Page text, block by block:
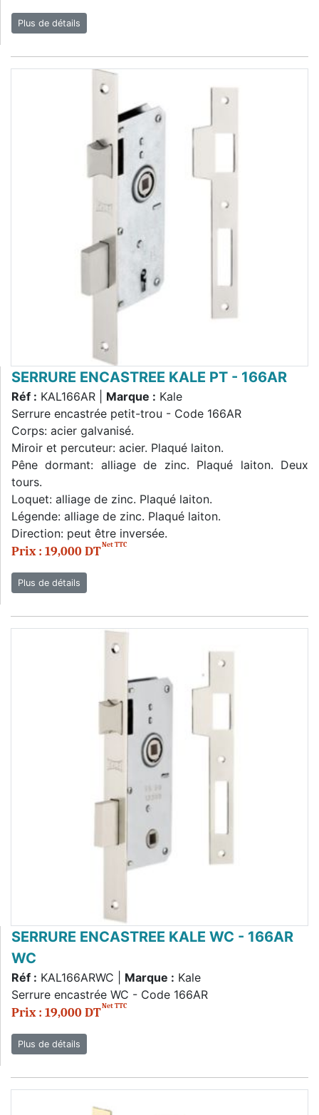
Plus de détails
SERRURE ENCASTREE KALE PT - 166AR
Réf : KAL166AR | Marque : Kale
Serrure encastrée petit-trou - Code 166AR
Corps: acier galvanisé.
Miroir et percuteur: acier. Plaqué laiton.
Pêne dormant: alliage de zinc. Plaqué laiton. Deux
tours.
Loquet: alliage de zinc. Plaqué laiton.
Légende: alliage de zinc. Plaqué laiton.
Direction: peut être inversée.
Prix : 19,000 DTNet TTC
Plus de détails
SERRURE ENCASTREE KALE WC - 166AR
WC
Réf : KAL166ARWC | Marque : Kale
Serrure encastrée WC - Code 166AR
Prix : 19,000 DTNet TTC
Plus de détails